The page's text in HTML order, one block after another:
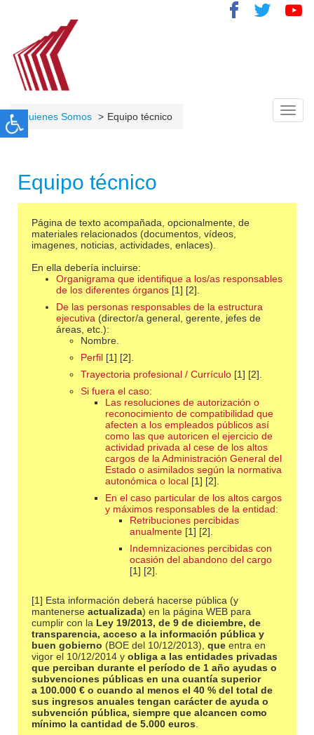
Quienes Somos Equipo técnico
Equipo técnico
Página de texto acompañada, opcionalmente, de
materiales relacionados (documentos, vídeos,
imagenes, noticias, actividades, enlaces).
En ella debería incluirse:
Organigrama que identifique a los/as responsables
de los diferentes órganos [1] [2].
De las personas responsables de la estructura
ejecutiva (director/a general, gerente, jefes de
áreas, etc.):
Nombre.
Perfil [1] [2].
Trayectoria profesional / Currículo [1] [2].
Si fuera el caso:
Las resoluciones de autorización o
reconocimiento de compatibilidad que
afecten a los empleados públicos así
como las que autoricen el ejercicio de
actividad privada al cese de los altos
cargos de la Administración General del
Estado o asimilados según la normativa
autonómica o local [1] [2].
En el caso particular de los altos cargos
y máximos responsables de la entidad:
Retribuciones percibidas
anualmente [1] [2].
Indemnizaciones percibidas con
ocasión del abandono del cargo
[1] [2].
[1] Esta información deberá hacerse pública (y
mantenerse actualizada) en la página WEB para
cumplir con la Ley 19/2013, de 9 de diciembre, de
transparencia, acceso a la información pública y
buen gobierno (BOE del 10/12/2013), que entra en
vigor el 10/12/2014 y obliga a las entidades privadas
que perciban durante el período de 1 año ayudas o
subvenciones públicas en una cuantía superior
a 100.000 € o cuando al menos el 40 % del total de
sus ingresos anuales tengan carácter de ayuda o
subvención pública, siempre que alcancen como
mínimo la cantidad de 5.000 euros